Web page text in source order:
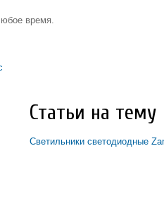
время.
Статьи на тему
Светильники светодиодные